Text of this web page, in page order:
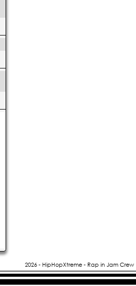
2026 - HipHopXtreme - Rap in Jam Crew